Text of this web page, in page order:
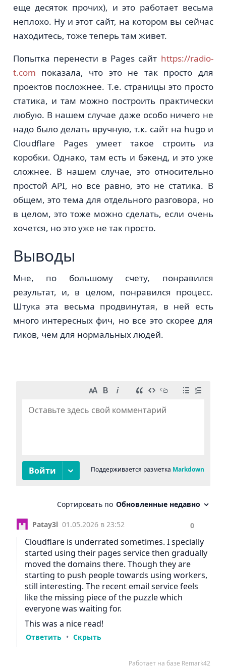
еще десяток прочих), и это работает весьма
неплохо. Ну и этот сайт, на котором вы сейчас
находитесь, тоже теперь там живет.
Попытка перенести в Pages сайт https://radio-
t.com показала, что это не так просто для
проектов посложнее. Т.е. страницы это просто
статика, и там можно построить практически
любую. В нашем случае даже особо ничего не
надо было делать вручную, т.к. сайт на hugo и
Cloudflare Pages умеет такое строить из
коробки. Однако, там есть и бэкенд, и это уже
сложнее. В нашем случае, это относительно
простой API, но все равно, это не статика. В
общем, это тема для отдельного разговора, но
в целом, это тоже можно сделать, если очень
хочется, но это уже не так просто.
Выводы
Мне, по большому счету, понравился
результат, и, в целом, понравился процесс.
Штука эта весьма продвинутая, в ней есть
много интересных фич, но все это скорее для
гиков, чем для нормальных людей.